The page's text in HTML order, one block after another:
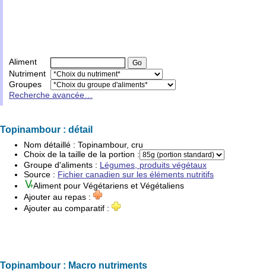
Aliment
Nutriment
Groupes
Recherche avancée…
Topinambour : détail
Nom détaillé : Topinambour, cru
Choix de la taille de la portion :
Groupe d'aliments : Légumes, produits végétaux
Source : Fichier canadien sur les éléments nutritifs
Aliment pour Végétariens et Végétaliens
Ajouter au repas :
Ajouter au comparatif :
Topinambour : Macro nutriments